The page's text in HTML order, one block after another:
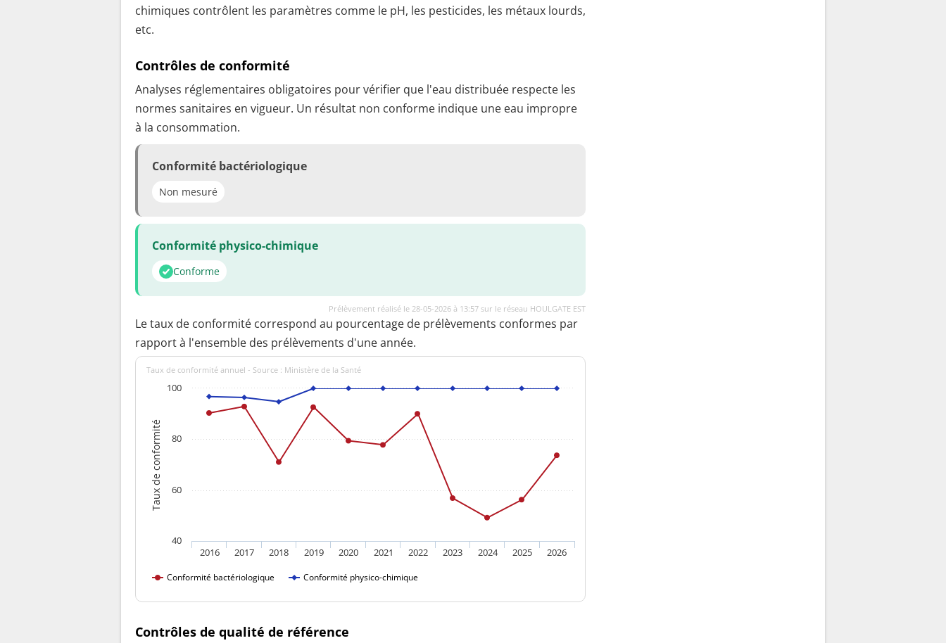
chimiques contrôlent les paramètres comme le pH, les pesticides, les métaux lourds,
etc.
Contrôles de conformité
Analyses réglementaires obligatoires pour vérifier que l'eau distribuée respecte les
normes sanitaires en vigueur. Un résultat non conforme indique une eau impropre
à la consommation.
Conformité bactériologique
Non mesuré
Conformité physico-chimique
Conforme
Prélèvement réalisé le 28-05-2026 à 13:57 sur le réseau HOULGATE EST
Le taux de conformité correspond au pourcentage de prélèvements conformes par
rapport à l'ensemble des prélèvements d'une année.
Taux de conformité
Taux de conformité annuel - Source : Ministère de la Santé
Conformité bactériologique Conformité physico-chimique
2016 2017 2018 2019 2020 2021 2022 2023 2024 2025 2026
40
60
80
100
Contrôles de qualité de référence